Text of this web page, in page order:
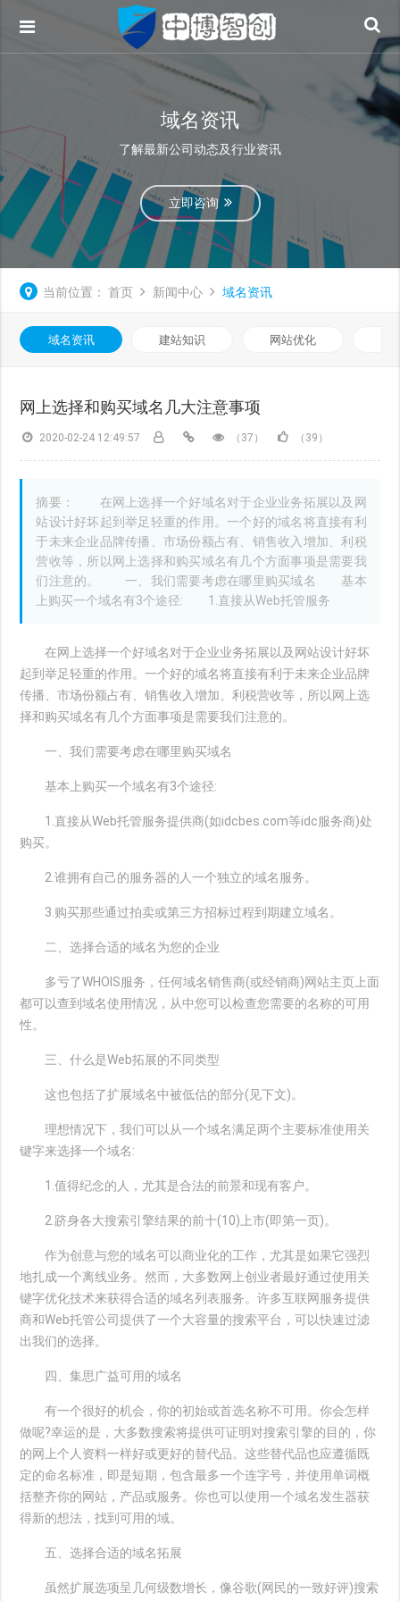
域名资讯
了解最新公司动态及行业资讯
立即咨询
当前位置： 首页 新闻中心 域名资讯
域名资讯 建站知识 网站优化
网上选择和购买域名几大注意事项
2020-02-24 12:49:57 （37） （39）
摘要： 在网上选择一个好域名对于企业业务拓展以及网
站设计好坏起到举足轻重的作用。一个好的域名将直接有利
于未来企业品牌传播、市场份额占有、销售收入增加、利税
营收等，所以网上选择和购买域名有几个方面事项是需要我
们注意的。 一、我们需要考虑在哪里购买域名 基本
上购买一个域名有3个途径: 1.直接从Web托管服务
在网上选择一个好域名对于企业业务拓展以及网站设计好坏
起到举足轻重的作用。一个好的域名将直接有利于未来企业品牌
传播、市场份额占有、销售收入增加、利税营收等，所以网上选
择和购买域名有几个方面事项是需要我们注意的。
一、我们需要考虑在哪里购买域名
基本上购买一个域名有3个途径:
1.直接从Web托管服务提供商(如idcbes.com等idc服务商)处
购买。
2.谁拥有自己的服务器的人一个独立的域名服务。
3.购买那些通过拍卖或第三方招标过程到期建立域名。
二、选择合适的域名为您的企业
多亏了WHOIS服务，任何域名销售商(或经销商)网站主页上面
都可以查到域名使用情况，从中您可以检查您需要的名称的可用
性。
三、什么是Web拓展的不同类型
这也包括了扩展域名中被低估的部分(见下文)。
理想情况下，我们可以从一个域名满足两个主要标准使用关
键字来选择一个域名:
1.值得纪念的人，尤其是合法的前景和现有客户。
2.跻身各大搜索引擎结果的前十(10)上市(即第一页)。
作为创意与您的域名可以商业化的工作，尤其是如果它强烈
地扎成一个离线业务。然而，大多数网上创业者最好通过使用关
键字优化技术来获得合适的域名列表服务。许多互联网服务提供
商和Web托管公司提供了一个大容量的搜索平台，可以快速过滤
出我们的选择。
四、集思广益可用的域名
有一个很好的机会，你的初始或首选名称不可用。你会怎样
做呢?幸运的是，大多数搜索将提供可证明对搜索引擎的目的，你
的网上个人资料一样好或更好的替代品。这些替代品也应遵循既
定的命名标准，即是短期，包含最多一个连字号，并使用单词概
括整齐你的网站，产品或服务。你也可以使用一个域名发生器获
得新的想法，找到可用的域。
五、选择合适的域名拓展
虽然扩展选项呈几何级数增长，像谷歌(网民的一致好评)搜索